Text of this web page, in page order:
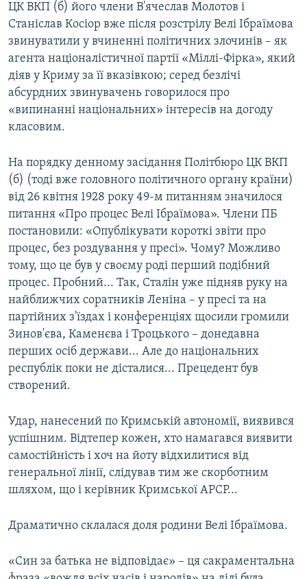
ЦК ВКП (б) його члени В'ячеслав Молотов і
Станіслав Косіор вже після розстрілу Велі Ібраїмова
звинуватили у вчиненні політичних злочинів – як
агента націоналістичної партії «Міллі-Фірка», який
діяв у Криму за її вказівкою; серед безлічі
абсурдних звинувачень говорилося про
«випинанні національних» інтересів на догоду
класовим.
На порядку денному засідання Політбюро ЦК ВКП
(б) (тоді вже головного політичного органу країни)
від 26 квітня 1928 року 49-м питанням значилося
питання «Про процес Велі Ібраїмова». Члени ПБ
постановили: «Опублікувати короткі звіти про
процес, без роздування у пресі». Чому? Можливо
тому, що це був у своєму роді перший подібний
процес. Пробний... Так, Сталін уже підняв руку на
найближчих соратників Леніна – у пресі та на
партійних з'їздах і конференціях щосили громили
Зинов'єва, Каменєва і Троцького – донедавна
перших осіб держави... Але до національних
республік поки не дісталися... Прецедент був
створений.
Удар, нанесений по Кримській автономії, виявився
успішним. Відтепер кожен, хто намагався виявити
самостійність і хоч на йоту відхилитися від
генеральної лінії, слідував тим же скорботним
шляхом, що і керівник Кримської АРСР...
Драматично склалася доля родини Велі Ібраїмова.
«Син за батька не відповідає» – ця сакраментальна